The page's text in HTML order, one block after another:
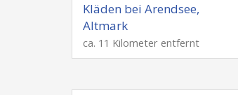
Kläden bei Arendsee,
Altmark
ca. 11 Kilometer entfernt